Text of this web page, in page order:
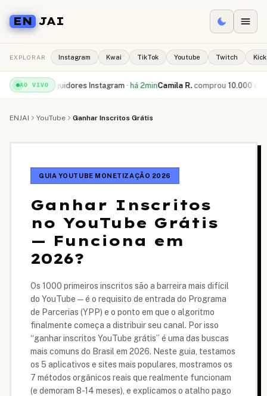
EN JAI
EXPLORAR Instagram Kwai TikTok Youtube Twitch Kick
AO VIVO
seguidores Instagram ·há 2minCamila R. comprou 10.000 curtidas
ENJAI YouTube Ganhar Inscritos Grátis
GUIA YOUTUBE MONETIZAÇÃO 2026
Ganhar Inscritos
no YouTube Grátis
— Funciona em
2026?
Os 1000 primeiros inscritos são a barreira mais difícil
do YouTube — é o requisito de entrada do Programa
de Parcerias (YPP) e o ponto em que o algoritmo
finalmente começa a distribuir seu canal. Por isso
“ganhar inscritos YouTube grátis” é uma das buscas
mais comuns do Brasil em 2026. Neste guia, testamos
os 5 aplicativos e sites mais populares, mostramos os
7 métodos orgânicos reais que realmente funcionam
(e demoram 8-14 meses), e explicamos o atalho pago